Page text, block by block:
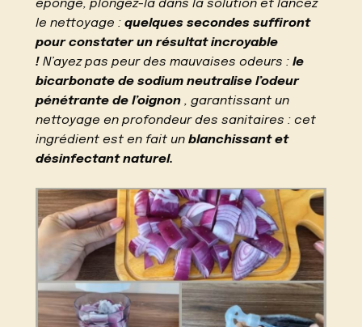
éponge, plongez-la dans la solution et lancez
le nettoyage :quelques secondes suffiront
pour constater un résultat incroyable
!N’ayez pas peur des mauvaises odeurs :le
bicarbonate de sodium neutralise l’odeur
pénétrante de l’oignon , garantissant un
nettoyage en profondeur des sanitaires : cet
ingrédient est en fait unblanchissant et
désinfectant naturel.